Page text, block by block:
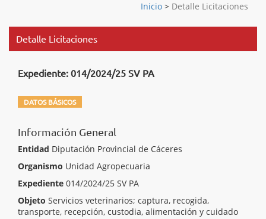
Inicio > Detalle Licitaciones
Detalle Licitaciones
Expediente: 014/2024/25 SV PA
DATOS BÁSICOS
Información General
Entidad Diputación Provincial de Cáceres
Organismo Unidad Agropecuaria
Expediente 014/2024/25 SV PA
Objeto Servicios veterinarios; captura, recogida,
transporte, recepción, custodia, alimentación y cuidado